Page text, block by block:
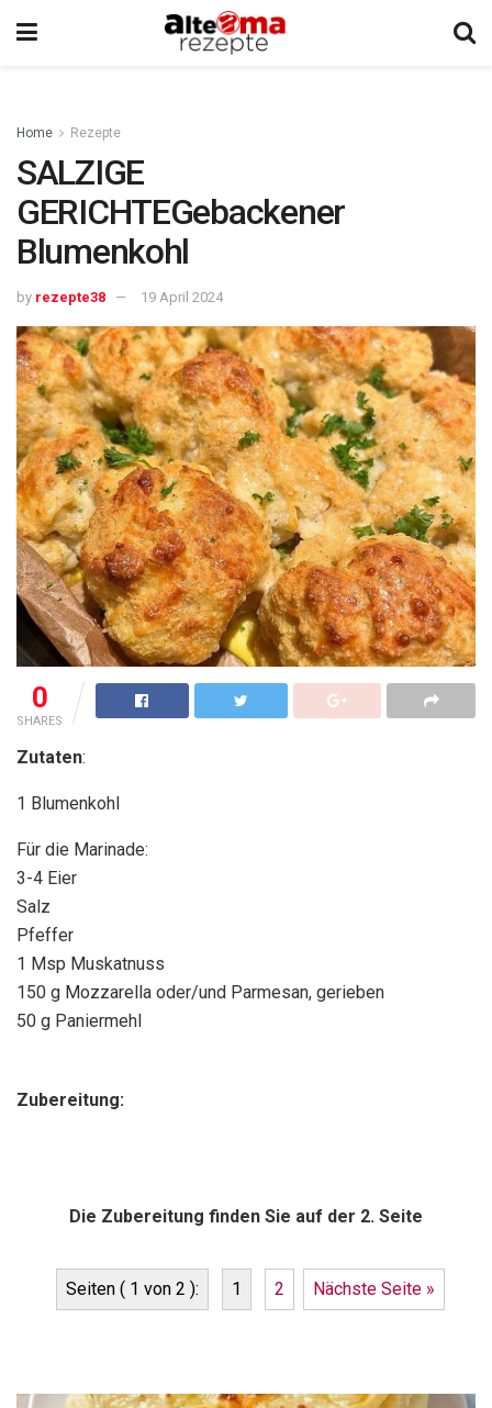
Home Rezepte
SALZIGE
GERICHTEGebackener
Blumenkohl
by rezepte38 19 April 2024
0
SHARES
Zutaten:
1 Blumenkohl
Für die Marinade:
3-4 Eier
Salz
Pfeffer
1 Msp Muskatnuss
150 g Mozzarella oder/und Parmesan, gerieben
50 g Paniermehl
Zubereitung:
Die Zubereitung finden Sie auf der 2. Seite
Seiten ( 1 von 2 ): 1 2 Nächste Seite »